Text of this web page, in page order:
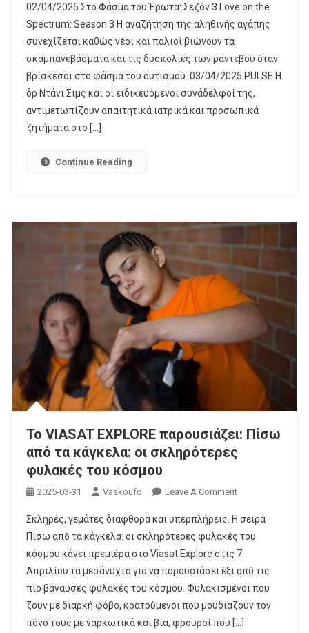
Στο
Netflix
Απρίλιος
2025
02/04/2025 Στο Φάσμα του Έρωτα: Σεζόν 3 Love on the
Spectrum: Season 3 Η αναζήτηση της αληθινής αγάπης
συνεχίζεται καθώς νέοι και παλιοί βιώνουν τα
σκαμπανεβάσματα και τις δυσκολίες των ραντεβού όταν
βρίσκεσαι στο φάσμα του αυτισμού. 03/04/2025 PULSE Η
δρ Ντάνι Σιμς και οι ειδικευόμενοι συνάδελφοί της,
αντιμετωπίζουν απαιτητικά ιατρικά και προσωπικά
ζητήματα στο […]
Continue Reading
Το VIASAT EXPLORE παρουσιάζει: Πίσω
από τα κάγκελα: οι σκληρότερες
φυλακές του κόσμου
2025-03-31 Vaskoufo Leave A CommentOn
VIASAT
EXPLORE
Παρουσιάζει:
Πίσω
Από
Τα
Κάγκελα:
Σκληρές, γεμάτες διαφθορά και υπερπλήρεις. Η σειρά
Πίσω από τα κάγκελα: οι σκληρότερες φυλακές του
κόσμου κάνει πρεμιέρα στο Viasat Explore στις 7
Απριλίου τα μεσάνυχτα για να παρουσιάσει έξι από τις
πιο βάναυσες φυλακές του κόσμου. Φυλακισμένοι που
ζουν με διαρκή φόβο, κρατούμενοι που μουδιάζουν τον
πόνο τους με ναρκωτικά και βία, φρουροί που […]